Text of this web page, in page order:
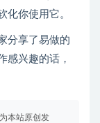
化你使用它。
分享了易做的
感兴趣的话，
本站原创发